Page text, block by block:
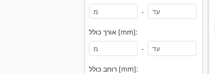
-
אורך כולל [mm]:
-
רוחב כולל [mm]: